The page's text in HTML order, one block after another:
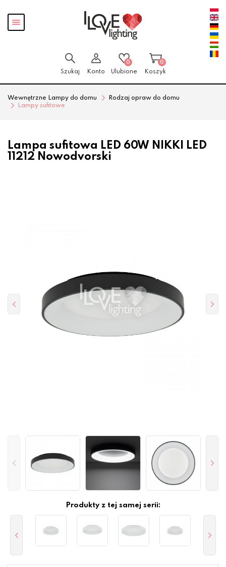
Pokaż
menu
Szukaj Konto
0
Ulubione
0
Koszyk
Wewnętrzne Lampy do domu
Rodzaj opraw do domu
Lampy sufitowe
Lampa sufitowa LED 60W NIKKI LED
11212 Nowodvorski
Produkty z tej samej serii: